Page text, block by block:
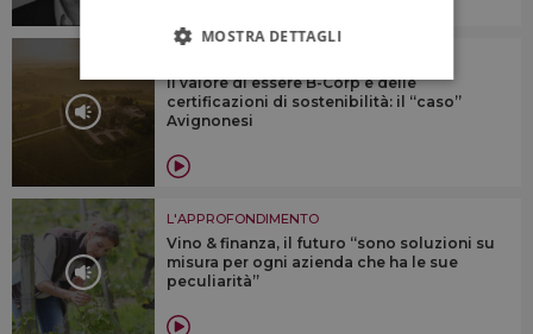
Il valore di essere B-Corp e delle
certificazioni di sostenibilità: il “caso”
Avignonesi
L'APPROFONDIMENTO
Vino & finanza, il futuro “sono soluzioni su
misura per ogni azienda che ha le sue
peculiarità”
MOSTRA DETTAGLI